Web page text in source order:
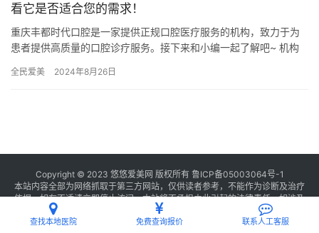
看它是否适合您的需求！
重庆丰都时代口腔是一家提供正规口腔医疗服务的机构，致力于为
患者提供高质量的口腔诊疗服务。接下来和小编一起了解吧~ 机构
全民爱美 2024年8月26日
Copyright © 2023 悠悠爱美网 版权所有 鲁ICP备05003064号-1
本站内容全部为网络抓取于第三方网站，仅供读者参考，不能作为诊断及治疗
依据，如有不适请立即停止访问，本站将不承担由此引起的法律责任。如涉及
联系我们
查找本地医院 免费查询报价 联系人工客服